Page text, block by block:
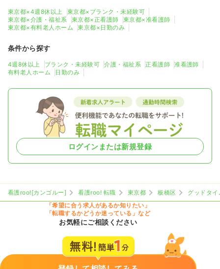
東京都×4週8休以上
東京都×ブランク・未経験可
東京都×介護・福祉系
東京都×正看護師
東京都×准看護師
東京都×有料老人ホーム
東京都×日勤のみ
条件から探す
4週8休以上 ブランク・未経験可 介護・福祉系 正看護師
准看護師
有料老人ホーム
日勤のみ
ログインまたは新規登録
看護roo![カンゴルー] 看護roo! 転職 東京都 板橋区
グッドタ
「希望に合う求人があるか知りたい」
「転職するかどうか迷っている」など
お気軽にご相談ください